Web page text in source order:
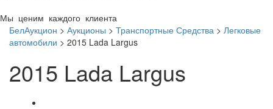
Мы ценим каждого клиента
БелАукцион > Аукционы > Транспортные Средства > Легковые
автомобили > 2015 Lada Largus
2015 Lada Largus